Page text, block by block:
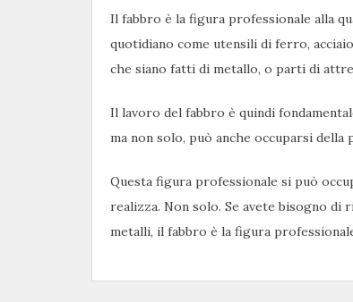
Il fabbro è la figura professionale alla
quotidiano come utensili di ferro,
che siano fatti di metallo, o parti di
Il lavoro del fabbro è quindi
ma non solo, può anche occuparsi
Questa figura professionale si può
realizza. Non solo. Se avete bisogno
metalli, il fabbro è la figura